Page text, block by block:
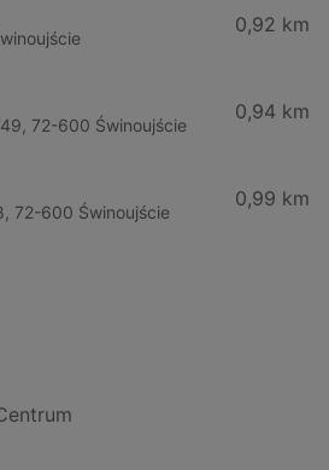
0,92 km
72-600 Świnoujście
0,94 km
72-600 Świnoujście
0,99 km